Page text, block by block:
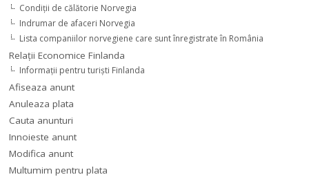
Condiții de călătorie Norvegia
Indrumar de afaceri Norvegia
Lista companiilor norvegiene care sunt înregistrate în România
Relaţii Economice Finlanda
Informaţii pentru turişti Finlanda
Afiseaza anunt
Anuleaza plata
Cauta anunturi
Innoieste anunt
Modifica anunt
Multumim pentru plata